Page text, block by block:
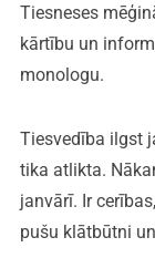
Tiesneses
kārtību un
monologu.
Tiesvedība ilgst
tika atlikta.
janvārī. Ir
pušu klātbūtni